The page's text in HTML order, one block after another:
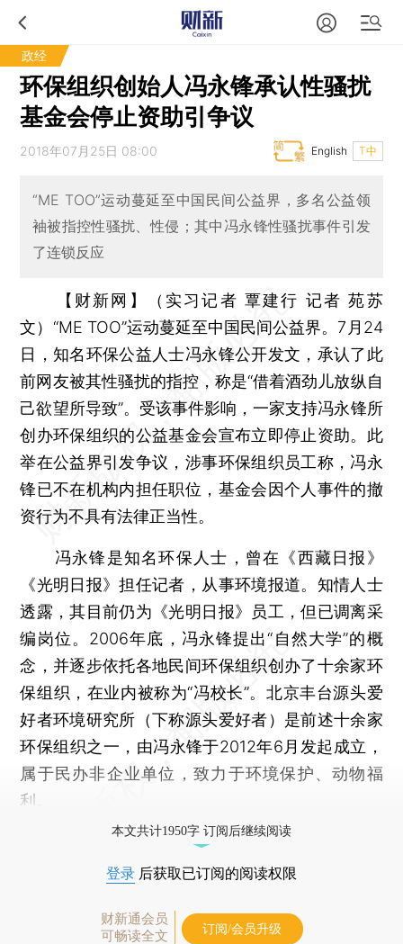
政经
环保组织创始人冯永锋承认性骚扰
基金会停止资助引争议
2018年07月25日 08:00 T中
English
“ME TOO”运动蔓延至中国民间公益界，多名公益领
袖被指控性骚扰、性侵；其中冯永锋性骚扰事件引发
了连锁反应
【财新网】（实习记者 覃建行 记者 苑苏
文） “ME TOO”运动蔓延至中国民间公益界。7月24
日，知名环保公益人士冯永锋公开发文，承认了此
前网友被其性骚扰的指控，称是“借着酒劲儿放纵自
己欲望所导致”。受该事件影响，一家支持冯永锋所
创办环保组织的公益基金会宣布立即停止资助。此
举在公益界引发争议，涉事环保组织员工称，冯永
锋已不在机构内担任职位，基金会因个人事件的撤
资行为不具有法律正当性。
冯永锋是知名环保人士，曾在《西藏日报》
《光明日报》担任记者，从事环境报道。知情人士
透露，其目前仍为《光明日报》员工，但已调离采
编岗位。2006年底，冯永锋提出“自然大学”的概
念，并逐步依托各地民间环保组织创办了十余家环
保组织，在业内被称为“冯校长”。北京丰台源头爱
好者环境研究所（下称源头爱好者）是前述十余家
环保组织之一，由冯永锋于2012年6月发起成立，
属于民办非企业单位，致力于环境保护、动物福
利。
本文共计1950字 订阅后继续阅读
登录 后获取已订阅的阅读权限
财新通会员
可畅读全文
订阅/会员升级